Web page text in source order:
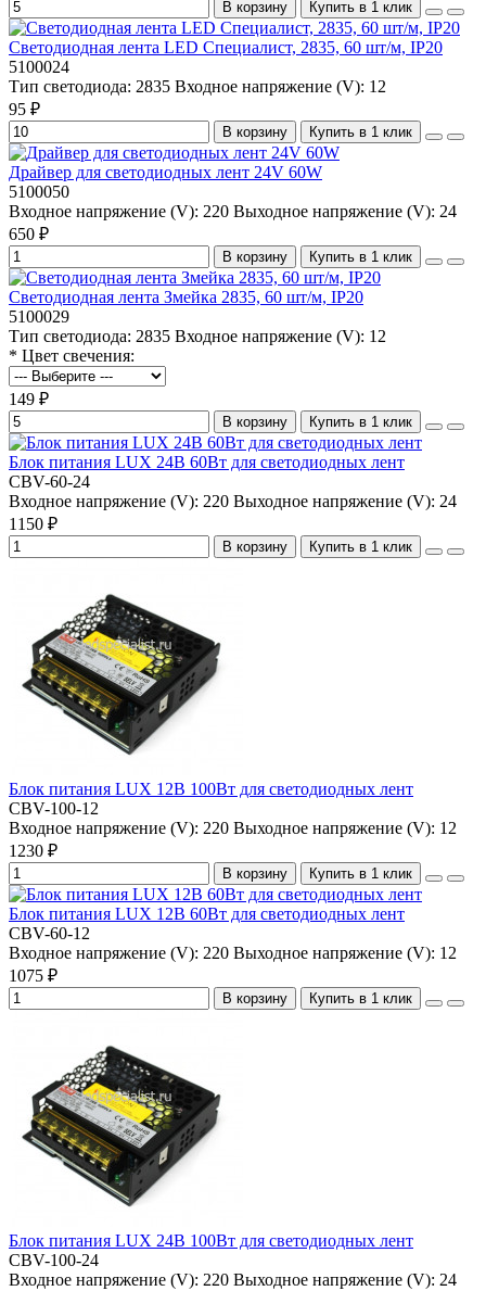
В корзину Купить в 1 клик
Светодиодная лента LED Специалист, 2835, 60 шт/м, IP20
5100024
Тип светодиода: 2835 Входное напряжение (V): 12
95 ₽
В корзину Купить в 1 клик
Драйвер для светодиодных лент 24V 60W
5100050
Входное напряжение (V): 220 Выходное напряжение (V): 24
650 ₽
В корзину Купить в 1 клик
Светодиодная лента Змейка 2835, 60 шт/м, IP20
5100029
Тип светодиода: 2835 Входное напряжение (V): 12
* Цвет свечения:
149 ₽
В корзину Купить в 1 клик
Блок питания LUX 24В 60Вт для светодиодных лент
CBV-60-24
Входное напряжение (V): 220 Выходное напряжение (V): 24
1150 ₽
В корзину Купить в 1 клик
Блок питания LUX 12В 100Вт для светодиодных лент
CBV-100-12
Входное напряжение (V): 220 Выходное напряжение (V): 12
1230 ₽
В корзину Купить в 1 клик
Блок питания LUX 12В 60Вт для светодиодных лент
CBV-60-12
Входное напряжение (V): 220 Выходное напряжение (V): 12
1075 ₽
В корзину Купить в 1 клик
Блок питания LUX 24В 100Вт для светодиодных лент
CBV-100-24
Входное напряжение (V): 220 Выходное напряжение (V): 24